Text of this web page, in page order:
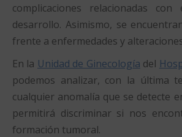
complicaciones relacionadas
desarrollo. Asimismo, se
frente a enfermedades y
En la Unidad de Ginecología del
podemos analizar, con la última
cualquier anomalía que se detecte
permitirá discriminar si nos
formación tumoral.